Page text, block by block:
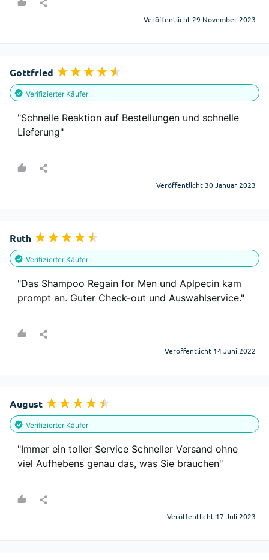
Veröffentlicht 29 November 2023
Gottfried
Verifizierter Käufer
"Schnelle Reaktion auf Bestellungen und schnelle
Lieferung"
Veröffentlicht 30 Januar 2023
Ruth
Verifizierter Käufer
"Das Shampoo Regain for Men und Aplpecin kam
prompt an. Guter Check-out und Auswahlservice."
Veröffentlicht 14 Juni 2022
August
Verifizierter Käufer
"Immer ein toller Service Schneller Versand ohne
viel Aufhebens genau das, was Sie brauchen"
Veröffentlicht 17 Juli 2023